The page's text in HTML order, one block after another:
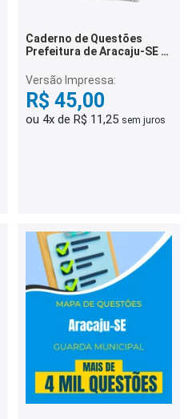
Caderno de Questões
Prefeitura de Aracaju-SE -
Questões Gabaritadas
Versão Impressa:
R$ 45,00
ou 4x de R$ 11,25 sem juros